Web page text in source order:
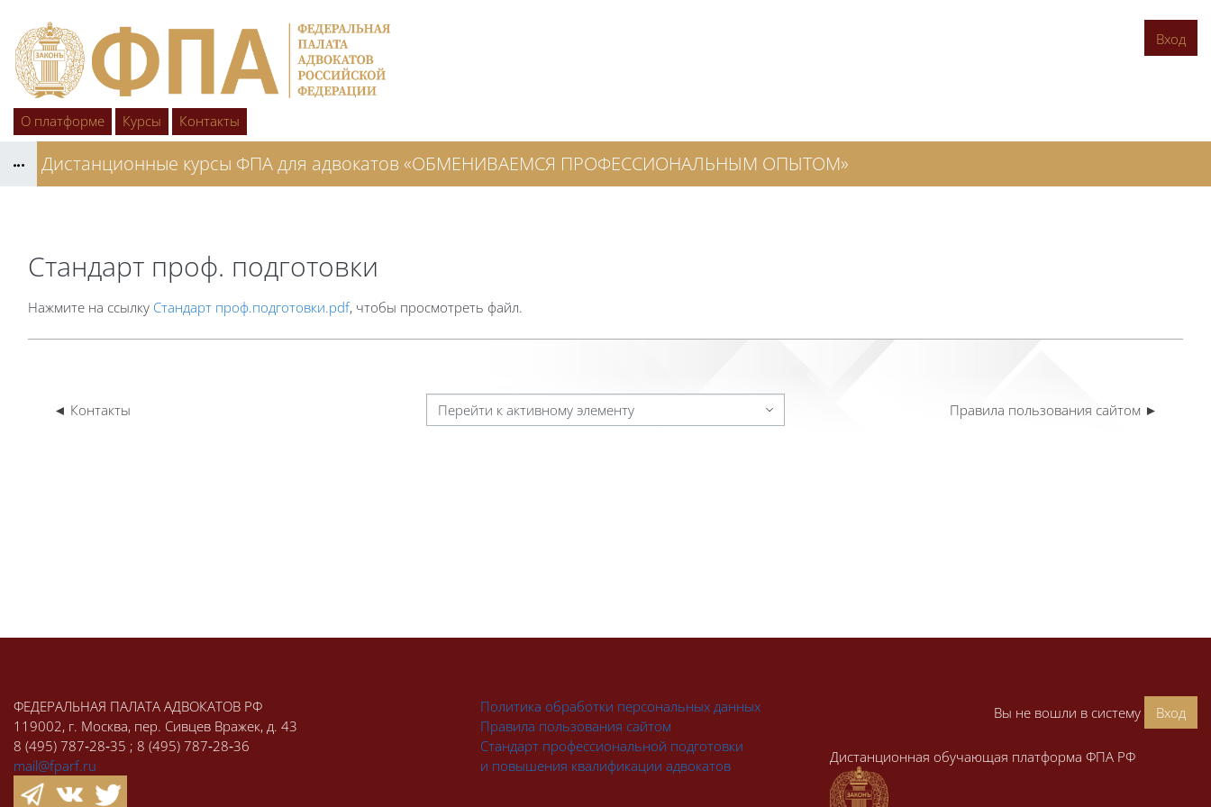
О платформе Курсы Контакты
Вход
Дистанционные курсы ФПА для адвокатов «ОБМЕНИВАЕМСЯ ПРОФЕССИОНАЛЬНЫМ ОПЫТОМ»
Блоки
Стандарт проф. подготовки
Требуемые условия завершения
Нажмите на ссылку Стандарт проф.подготовки.pdf, чтобы просмотреть файл.
◄ Контакты Перейти к активному элементу Правила пользования сайтом ►
ФЕДЕРАЛЬНАЯ ПАЛАТА АДВОКАТОВ РФ
119002, г. Москва, пер. Сивцев Вражек, д. 43
8 (495) 787‑28‑35 ; 8 (495) 787‑28‑36
mail@fparf.ru
Политика обработки персональных данных
Правила пользования сайтом
Стандарт профессиональной подготовки
и повышения квалификации адвокатов
Вы не вошли в систему Вход
Дистанционная обучающая платформа ФПА РФ